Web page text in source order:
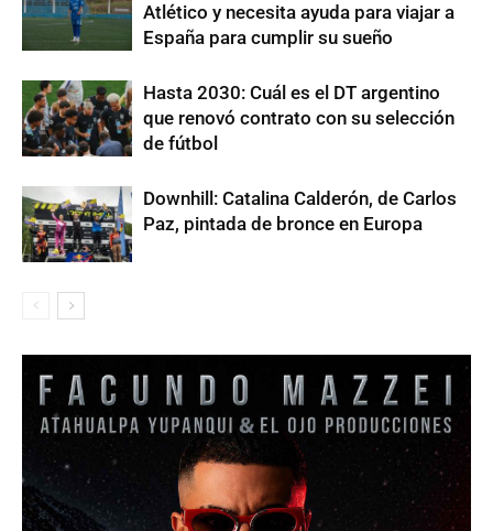
Atlético y necesita ayuda para viajar a
España para cumplir su sueño
Hasta 2030: Cuál es el DT argentino
que renovó contrato con su selección
de fútbol
Downhill: Catalina Calderón, de Carlos
Paz, pintada de bronce en Europa